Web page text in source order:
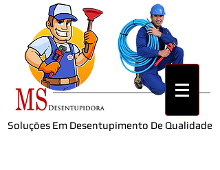
Soluções Em Desentupimento De Qualidade